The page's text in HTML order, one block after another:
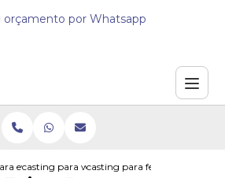
orçamento por Whatsapp
eventos
casting para workshopscasting para feiras preco na